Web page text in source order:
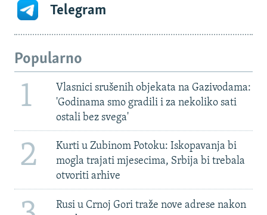
Telegram
Popularno
1
Vlasnici srušenih objekata na Gazivodama:
'Godinama smo gradili i za nekoliko sati
ostali bez svega'
2
Kurti u Zubinom Potoku: Iskopavanja bi
mogla trajati mjesecima, Srbija bi trebala
otvoriti arhive
Rusi u Crnoj Gori traže nove adrese nakon